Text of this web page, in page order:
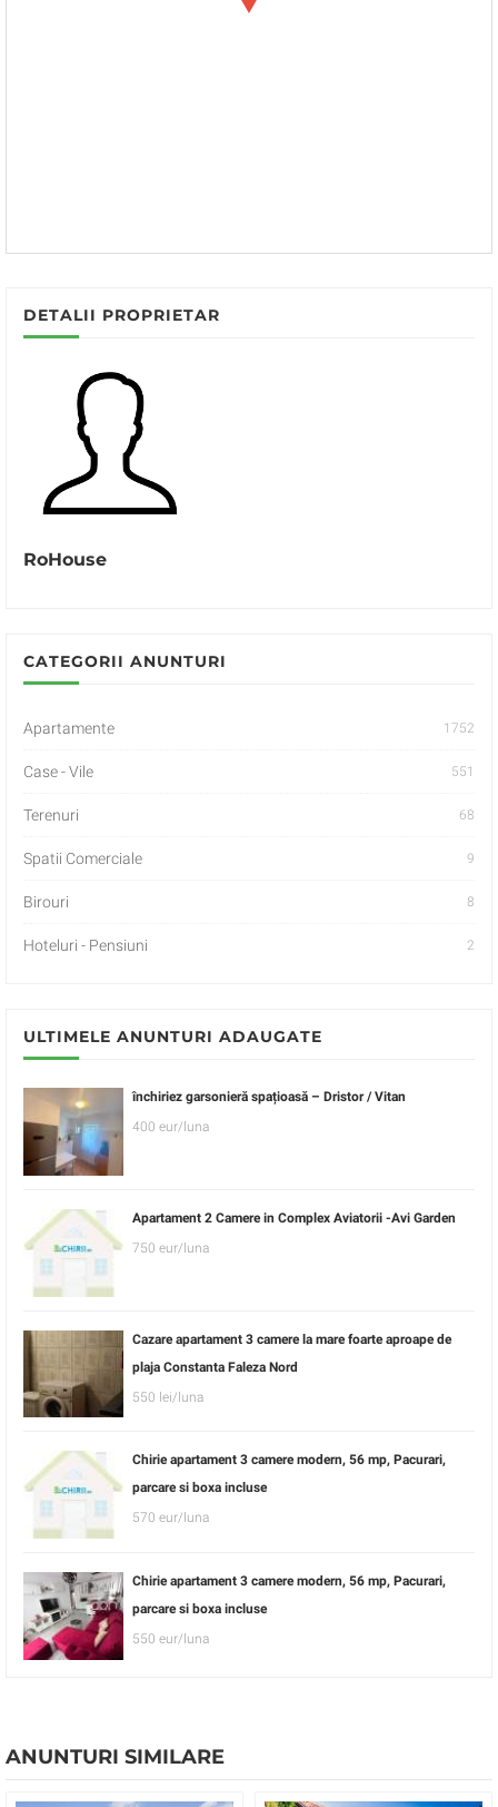
DETALII PROPRIETAR
RoHouse
CATEGORII ANUNTURI
Apartamente 1752
Case - Vile 551
Terenuri 68
Spatii Comerciale 9
Birouri 8
Hoteluri - Pensiuni 2
ULTIMELE ANUNTURI ADAUGATE
închiriez garsonieră spațioasă – Dristor / Vitan
400 eur/luna
Apartament 2 Camere in Complex Aviatorii -Avi Garden
750 eur/luna
Cazare apartament 3 camere la mare foarte aproape de
plaja Constanta Faleza Nord
550 lei/luna
Chirie apartament 3 camere modern, 56 mp, Pacurari,
parcare si boxa incluse
570 eur/luna
Chirie apartament 3 camere modern, 56 mp, Pacurari,
parcare si boxa incluse
550 eur/luna
ANUNTURI SIMILARE